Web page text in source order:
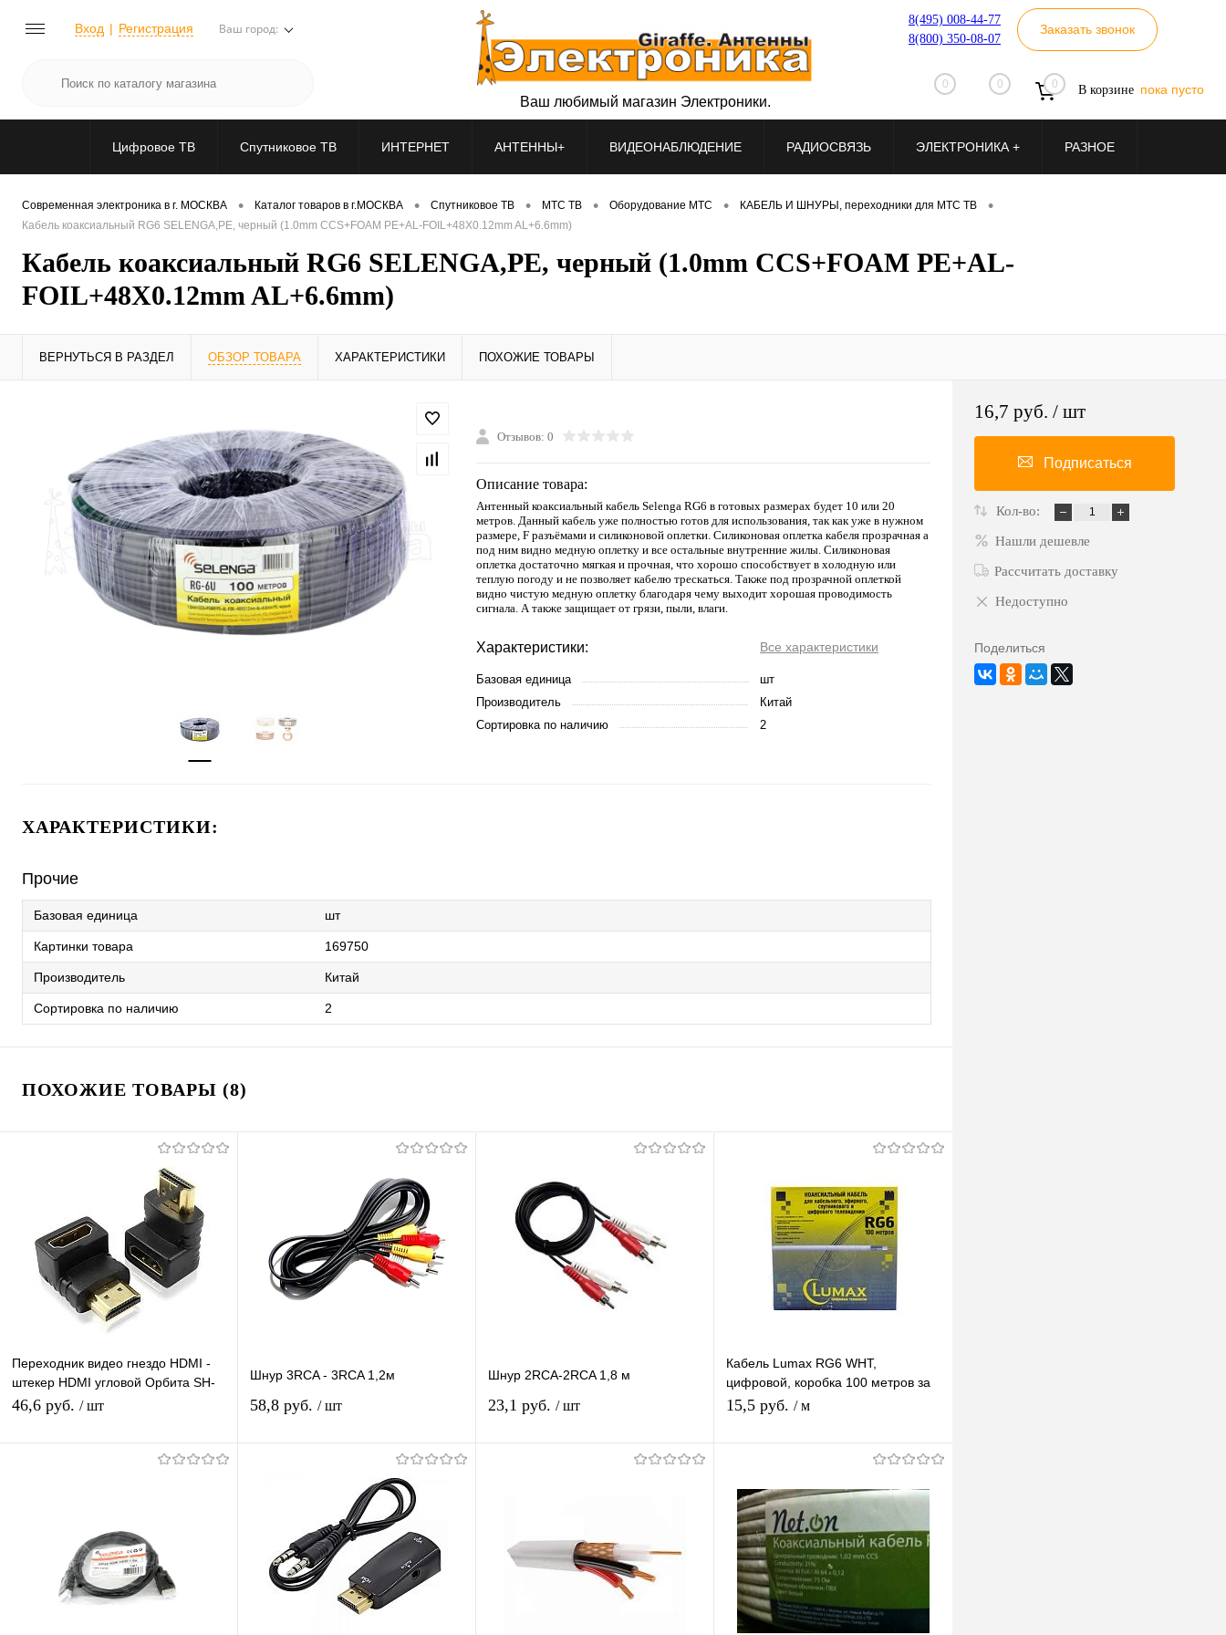
Вход Регистрация Ваш город:
8(495) 008-44-77
8(800) 350-08-07
Заказать звонок
0 0 0 В корзине пока пусто
Ваш любимый магазин Электроники.
Цифровое ТВ Спутниковое ТВ ИНТЕРНЕТ АНТЕННЫ+ ВИДЕОНАБЛЮДЕНИЕ РАДИОСВЯЗЬ ЭЛЕКТРОНИКА + РАЗНОЕ
Современная электроника в г. МОСКВА • Каталог товаров в г.МОСКВА • Спутниковое ТВ • МТС ТВ • Оборудование МТС • КАБЕЛЬ И ШНУРЫ, переходники для МТС ТВ •
Кабель коаксиальный RG6 SELENGA,PE, черный (1.0mm CCS+FOAM PE+AL-FOIL+48X0.12mm AL+6.6mm)
Кабель коаксиальный RG6 SELENGA,PE, черный (1.0mm CCS+FOAM PE+AL-
FOIL+48X0.12mm AL+6.6mm)
ВЕРНУТЬСЯ В РАЗДЕЛ ОБЗОР ТОВАРА ХАРАКТЕРИСТИКИ ПОХОЖИЕ ТОВАРЫ
Отзывов: 0
Описание товара:
Антенный коаксиальный кабель Sеlеngа RG6 в готовых размерах будет 10 или 20
метров. Данный кабель уже полностью готов для использования, так как уже в нужном
размере, F разъёмами и силиконовой оплетки. Силиконовая оплетка кабеля прозрачная а
под ним видно медную оплетку и все остальные внутренние жилы. Силиконовая
оплетка достаточно мягкая и прочная, что хорошо способствует в холодную или
теплую погоду и не позволяет кабелю трескаться. Также под прозрачной оплеткой
видно чистую медную оплетку благодаря чему выходит хорошая проводимость
сигнала. А также защищает от грязи, пыли, влаги.
Характеристики: Все характеристики
Базовая единица
шт
Производитель
Китай
Сортировка по наличию
2
ХАРАКТЕРИСТИКИ:
Прочие
Базовая единица шт
Картинки товара 169750
Производитель Китай
Сортировка по наличию 2
ПОХОЖИЕ ТОВАРЫ (8)
Переходник видео гнездо HDMI -
штекер HDMI угловой Орбита SH-
160/20/2000
46,6 руб. / шт
В избранное В наличии
Шнур 3RCA - 3RCA 1,2м
58,8 руб. / шт
Купить в 1 клик К сравнению
В избранное Недоступно
Шнур 2RCA-2RCA 1,8 м
23,1 руб. / шт
В избранное Недоступно
Кабель Lumax RG6 WHT,
цифровой, коробка 100 метров за
1 метр
15,5 руб. / м
Купить в 1 клик
В избранное Недоступно
16,7 руб. / шт
Подписаться
Кол-во:
Нашли дешевле
Рассчитать доставку
Недоступно
Поделиться